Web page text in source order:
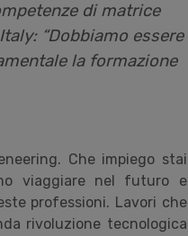
di matrice
“Dobbiamo essere
la formazione
Che impiego stai
viaggiare nel futuro e
professioni. Lavori che
rivoluzione tecnologica